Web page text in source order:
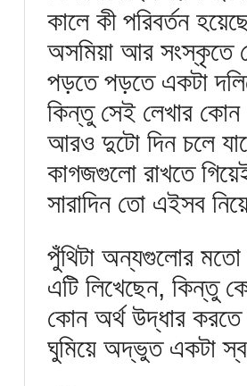
কালে কী পরিবর্তন
অসমিয়া আর সংস্কৃতে
পড়তে পড়তে একটা
কিন্তু সেই লেখার কোন
আরও দুটো দিন চলে
কাগজগুলো রাখতে
সারাদিন তো এইসব
পুঁথিটা অন্যগুলোর মতো
এটি লিখেছেন, কিন্তু
কোন অর্থ উদ্ধার করতে
ঘুমিয়ে অদ্ভুত একটা